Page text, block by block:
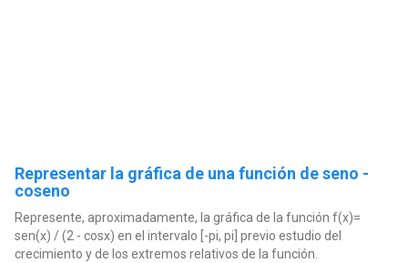
Representar la gráfica de una función de seno -
coseno
Represente, aproximadamente, la gráfica de la función f(x)=
sen(x) / (2 - cosx) en el intervalo [-pi, pi] previo estudio del
crecimiento y de los extremos relativos de la función.